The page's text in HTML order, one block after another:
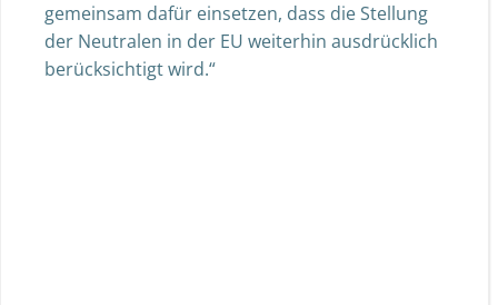
gemeinsam dafür einsetzen, dass die Stellung
der Neutralen in der EU weiterhin ausdrücklich
berücksichtigt wird.“